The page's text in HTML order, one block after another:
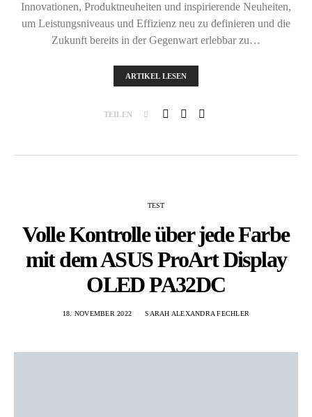
Innovationen, Produktneuheiten und inspirierende Neuheiten,
um Leistungsniveaus und Effizienz neu zu definieren und die
Zukunft bereits in der Gegenwart erlebbar zu…
ARTIKEL LESEN
TEILEN
TEST
Volle Kontrolle über jede Farbe
mit dem ASUS ProArt Display
OLED PA32DC
18. NOVEMBER 2022 SARAH ALEXANDRA FECHLER